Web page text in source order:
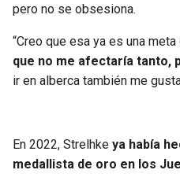
pero no se obsesiona.
“Creo que esa ya es una
que no me afectaría tanto,
ir en alberca también me
En 2022, Strelhke ya había
medallista de oro en los